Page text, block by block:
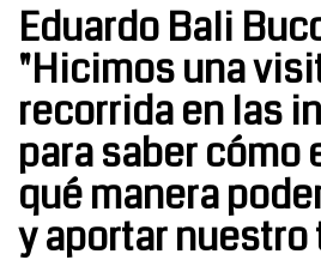
Eduardo Bali
"Hicimos una
recorrida en las
para saber cómo
qué manera
y aportar nuestro